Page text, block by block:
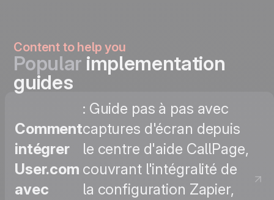
Content to help you
Popular implementation
guides
Comment
intégrer
User.com
avec
: Guide pas à pas avec
captures d'écran depuis
le centre d'aide CallPage,
couvrant l'intégralité de
la configuration Zapier,